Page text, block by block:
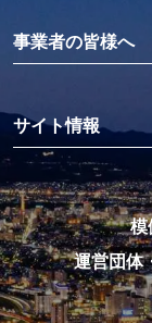
事業者の皆様へ
サイト情報
模
運営団体